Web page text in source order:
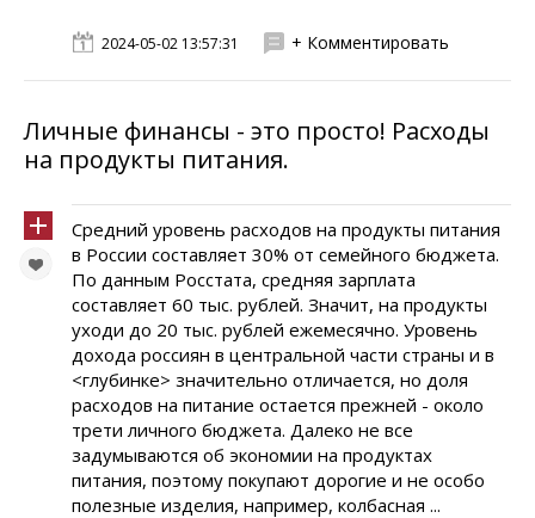
2024-05-02 13:57:31 + Комментировать
Личные финансы - это просто! Расходы
на продукты питания.
Средний уровень расходов на продукты питания
в России составляет 30% от семейного бюджета.
По данным Росстата, средняя зарплата
составляет 60 тыс. рублей. Значит, на продукты
уходи до 20 тыс. рублей ежемесячно. Уровень
дохода россиян в центральной части страны и в
<глубинке> значительно отличается, но доля
расходов на питание остается прежней - около
трети личного бюджета. Далеко не все
задумываются об экономии на продуктах
питания, поэтому покупают дорогие и не особо
полезные изделия, например, колбасная ...